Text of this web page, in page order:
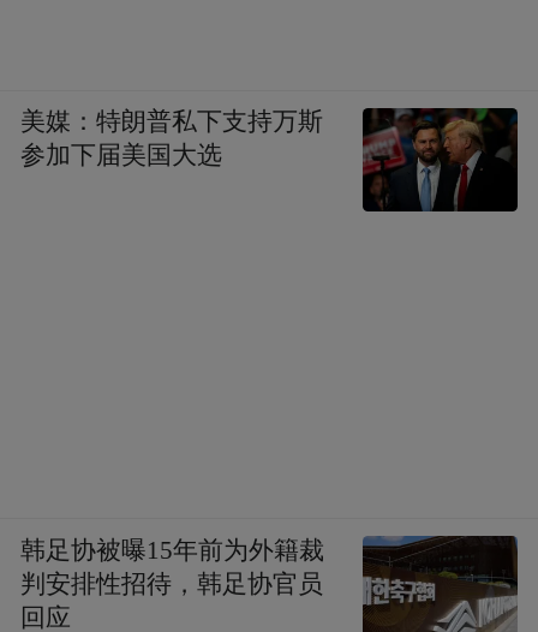
美媒：特朗普私下支持万斯
参加下届美国大选
韩足协被曝15年前为外籍裁
判安排性招待，韩足协官员
回应